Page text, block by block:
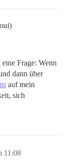
Frage: Wenn
dann über
auf mein
sich
11:08